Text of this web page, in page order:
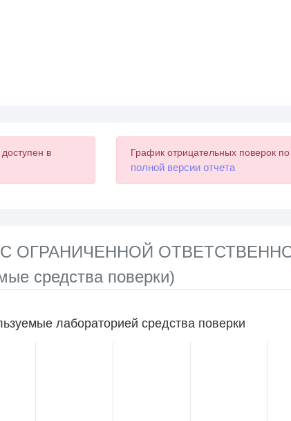
в График отрицательных поверок
полной версии отчета
С ОГРАНИЧЕННОЙ
средства поверки)
лабораторией средства поверки